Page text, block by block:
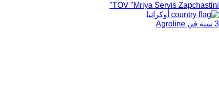
TOV "Mriya Servis Zapchastini"
أوكرانيا
3 سنة في Agroline